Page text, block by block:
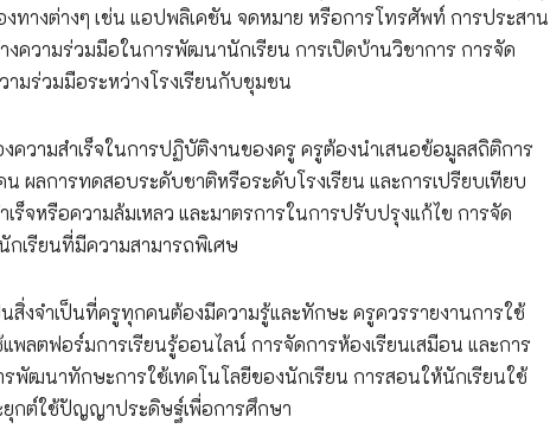
างต่างๆ เช่น แอปพลิเคชัน จดหมาย หรือการโทรศัพท์ การประสาน
ความร่วมมือในการพัฒนานักเรียน การเปิดบ้านวิชาการ การจัด
มร่วมมือระหว่างโรงเรียนกับชุมชน
วามสำเร็จในการปฏิบัติงานของครู ครูต้องนำเสนอข้อมูลสถิติการ
ผลการทดสอบระดับชาติหรือระดับโรงเรียน และการเปรียบเทียบ
ร็จหรือความล้มเหลว และมาตรการในการปรับปรุงแก้ไข การจัด
เรียนที่มีความสามารถพิเศษ
สิ่งจำเป็นที่ครูทุกคนต้องมีความรู้และทักษะ ครูควรรายงานการใช้
ลตฟอร์มการเรียนรู้ออนไลน์ การจัดการห้องเรียนเสมือน และการ
ฒนาทักษะการใช้เทคโนโลยีของนักเรียน การสอนให้นักเรียนใช้
ยุกต์ใช้ปัญญาประดิษฐ์เพื่อการศึกษา